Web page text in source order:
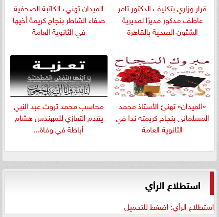
قرار وزاري بتكليف الدكتور تامر
عاطف مدكور مديرًا لمديرية
الشئون الصحية بالقاهرة
الميدان تهنيء الكاتبة الصحفية
صفاء الشاطر بنجاج كريمة أخيها
في الثانوية العامة
«الميدان» تهنئ الأستاذ محمد
المسلمانى بنجاح كريمته ندا في
الثانوية العامة
​محاسب محمد ثروت عبد النبي
يقدم التعازي للمهندس هشام
أباظة في وفاة...
استطلاع الرأي
استطلاع الرأي: اضغط للتحميل